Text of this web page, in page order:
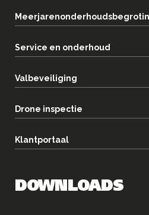
Service en onderhoud
Valbeveiliging
Drone inspectie
Klantportaal
DOWNLOADS